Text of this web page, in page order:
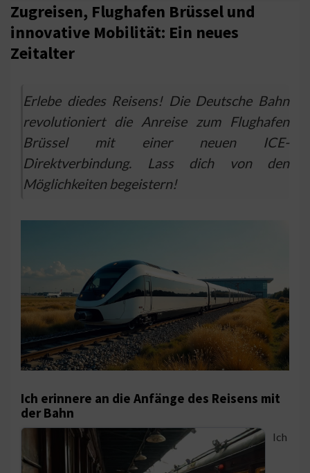
Zugreisen, Flughafen Brüssel und
innovative Mobilität: Ein neues
Zeitalter
Erlebe diedes Reisens! Die Deutsche Bahn
revolutioniert die Anreise zum Flughafen
Brüssel mit einer neuen ICE-
Direktverbindung. Lass dich von den
Möglichkeiten begeistern!
Ich erinnere an die Anfänge des Reisens mit
der Bahn
Ich